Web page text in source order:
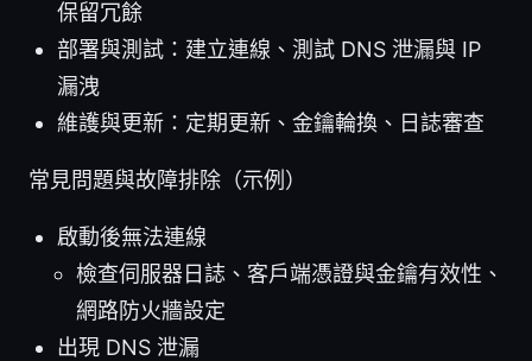
保留冗餘
部署與測試：建立連線、測試 DNS 泄漏與 IP
漏洩
維護與更新：定期更新、金鑰輪換、日誌審查
常見問題與故障排除（示例）
啟動後無法連線
檢查伺服器日誌、客戶端憑證與金鑰有效性、
網路防火牆設定
出現 DNS 泄漏